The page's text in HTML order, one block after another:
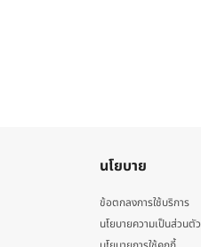
นโยบาย
ข้อตกลงการใช้บริการ
นโยบายความเป็นส่วนตัว